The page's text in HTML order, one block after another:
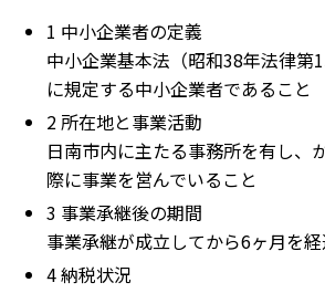
1 中小企業者の定義
中小企業基本法（昭和38年法律第
に規定する中小企業者であること
2 所在地と事業活動
日南市内に主たる事務所を有し、
際に事業を営んでいること
3 事業承継後の期間
事業承継が成立してから6ヶ月を
4 納税状況